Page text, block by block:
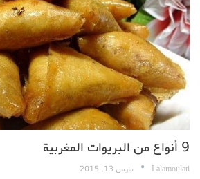
9 أنواع من البريوات المغربية
Lalamoulati مارس 13, 2015